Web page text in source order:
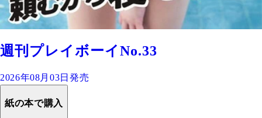
週刊プレイボーイNo.33
2026年08月03日発売
紙の本で購入